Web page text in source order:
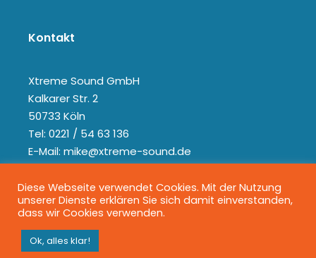
Kontakt
Xtreme Sound GmbH
Kalkarer Str. 2
50733 Köln
Tel: 0221 / 54 63 136
E-Mail: mike@xtreme-sound.de
Diese Webseite verwendet Cookies. Mit der Nutzung
unserer Dienste erklären Sie sich damit einverstanden,
dass wir Cookies verwenden.
Ok, alles klar!